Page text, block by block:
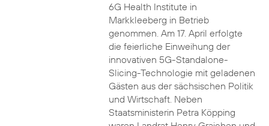
6G Health Institute in
Markkleeberg in Betrieb
genommen. Am 17. April erfolgte
die feierliche Einweihung der
innovativen 5G-Standalone-
Slicing-Technologie mit geladenen
Gästen aus der sächsischen Politik
und Wirtschaft. Neben
Staatsministerin Petra Köpping